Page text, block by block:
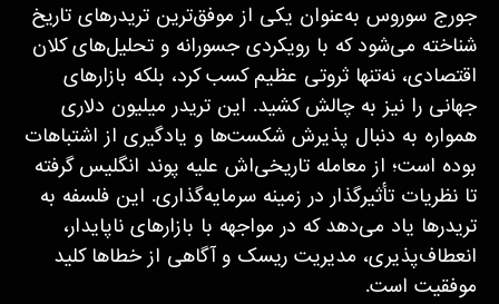
جورج سوروس به‌عنوان یکی از موفق‌ترین تریدرهای تاریخ
شناخته می‌شود که با رویکردی جسورانه و تحلیل‌های کلان
اقتصادی، نه‌تنها ثروتی عظیم کسب کرد، بلکه بازارهای
جهانی را نیز به چالش کشید. این تریدر میلیون دلاری
همواره به دنبال پذیرش شکست‌ها و یادگیری از اشتباهات
بوده است؛ از معامله تاریخی‌اش علیه پوند انگلیس گرفته
تا نظریات تأثیرگذار در زمینه سرمایه‌گذاری. این فلسفه به
تریدرها یاد می‌دهد که در مواجهه با بازارهای ناپایدار،
انعطاف‌پذیری، مدیریت ریسک و آگاهی از خطاها کلید
موفقیت است.